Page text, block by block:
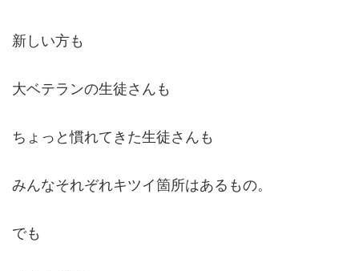
新しい方も
大ベテランの生徒さんも
ちょっと慣れてきた生徒さんも
みんなそれぞれキツイ箇所はあるもの。
でも